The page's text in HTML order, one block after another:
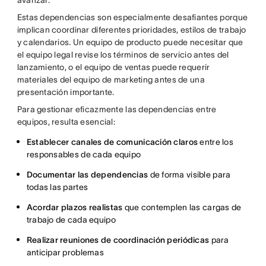
Estas dependencias son especialmente desafiantes porque
implican coordinar diferentes prioridades, estilos de trabajo
y calendarios. Un equipo de producto puede necesitar que
el equipo legal revise los términos de servicio antes del
lanzamiento, o el equipo de ventas puede requerir
materiales del equipo de marketing antes de una
presentación importante.
Para gestionar eficazmente las dependencias entre
equipos, resulta esencial:
Establecer canales de comunicación clarosentre los
responsables de cada equipo
Documentar las dependencias de forma visible para
todas las partes
Acordar plazos realistas que contemplen las cargas de
trabajo de cada equipo
Realizar reuniones de coordinación periódicas para
anticipar problemas